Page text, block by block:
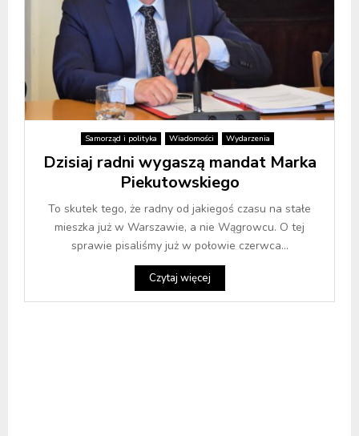
Samorząd i polityka Wiadomości Wydarzenia
Dzisiaj radni wygaszą mandat Marka
Piekutowskiego
To skutek tego, że radny od jakiegoś czasu na stałe
mieszka już w Warszawie, a nie Wągrowcu. O tej
sprawie pisaliśmy już w połowie czerwca...
Czytaj więcej